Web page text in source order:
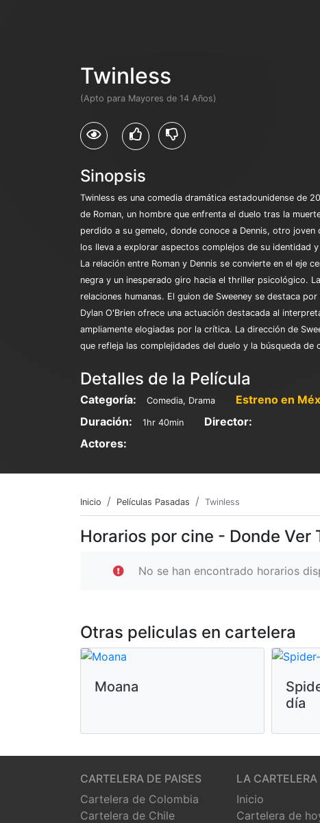
Twinless
(Apto para Mayores de 14 Años)
Sinopsis
​Twinless es una comedia dramática estadounidense de
de Roman, un hombre que enfrenta el duelo tras la
perdido a su gemelo, donde conoce a Dennis, otro
los lleva a explorar aspectos complejos de su identidad
La relación entre Roman y Dennis se convierte en el eje
negra y un inesperado giro hacia el thriller psicológico.
relaciones humanas. El guion de Sweeney se destaca
Dylan O'Brien ofrece una actuación destacada al
ampliamente elogiadas por la crítica. La dirección de
que refleja las complejidades del duelo y la búsqueda de
Detalles de la Película
Categoría: Comedia, Drama Estreno en
Duración: 1hr 40min
Director:
Actores:
Inicio Películas Pasadas Twinless
Horarios por cine - Donde Ver
No se han encontrado horarios
Otras peliculas en cartelera
Moana
día
CARTELERA DE PAISES
Cartelera de Colombia
Cartelera de Chile
LA CARTELERA
Inicio
Cartelera de